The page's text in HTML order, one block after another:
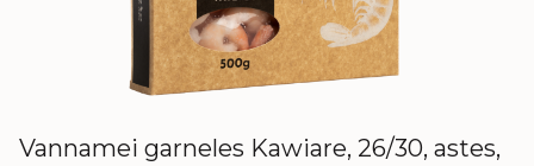
Vannamei garneles Kawiare, 26/30, astes,